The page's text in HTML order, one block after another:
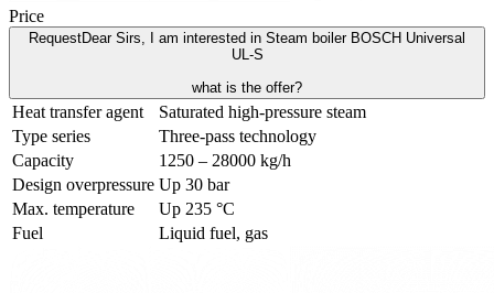
Price
RequestDear Sirs, I am interested in Steam boiler BOSCH Universal
UL-S
what is the offer?
Heat transfer agent
Saturated high-pressure steam
Type series
Three-pass technology
Capacity
1250 – 28000 kg/h
Design overpressure Up 30 bar
Max. temperature
Up 235 °C
Fuel
Liquid fuel, gas